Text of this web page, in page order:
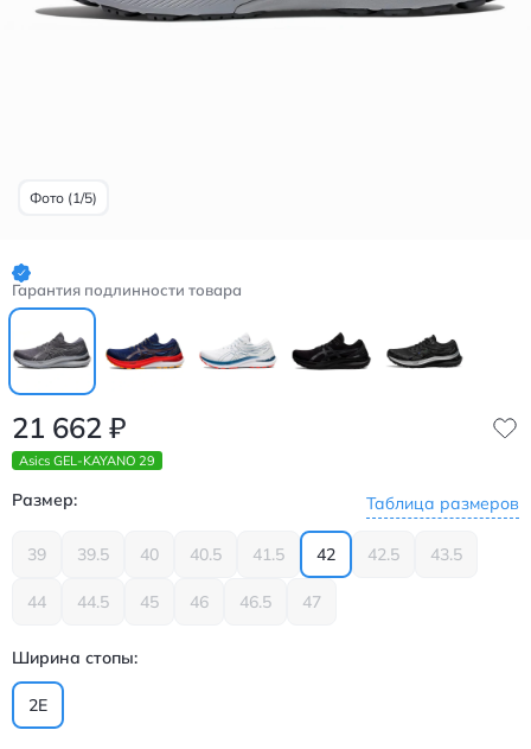
Фото (1/5)
Гарантия подлинности товара
21 662 ₽
Asics GEL-KAYANO 29
Размер: Таблица размеров
39 39.5 40 40.5 41.5 42 42.5 43.5
44 44.5 45 46 46.5 47
Ширина стопы:
2E